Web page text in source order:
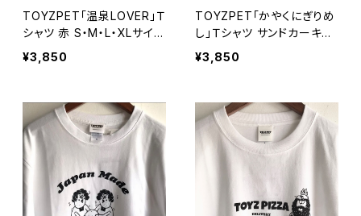
TOYZPET「温泉LOVER」Ｔ
シャツ 赤 S・M・L・XLサイズ
(Unisex)【ハンドメイドTシ
ャツ・作家作品】
¥3,850
TOYZPET「かやくにぎりめ
し」Ｔシャツ サンドカーキ
S・M・L・XLサイズ(Unisex)
【ハンドメイドTシャツ・作家
¥3,850